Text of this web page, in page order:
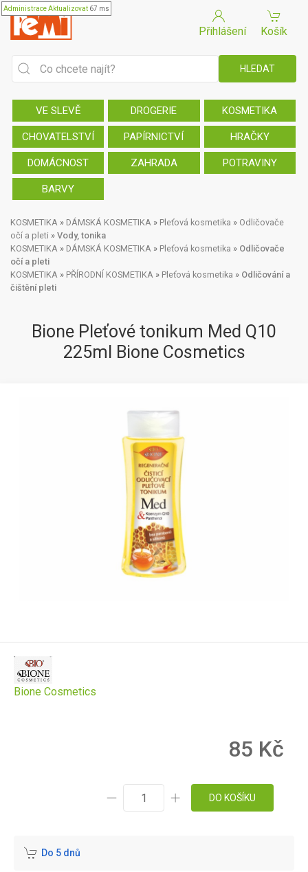
AdministraceAktualizovat 67 ms
Přihlášení Košík
VE SLEVĚ DROGERIE KOSMETIKA
CHOVATELSTVÍ PAPÍRNICTVÍ HRAČKY
DOMÁCNOST ZAHRADA POTRAVINY
BARVY
KOSMETIKA » DÁMSKÁ KOSMETIKA » Pleťová kosmetika » Odličovače
očí a pleti » Vody, tonika
KOSMETIKA » DÁMSKÁ KOSMETIKA » Pleťová kosmetika » Odličovače
očí a pleti
KOSMETIKA » PŘÍRODNÍ KOSMETIKA » Pleťová kosmetika » Odličování a
čištění pleti
Bione Pleťové tonikum Med Q10
225ml Bione Cosmetics
Bione Cosmetics
85 Kč
DO KOŠÍKU
Do 5 dnů